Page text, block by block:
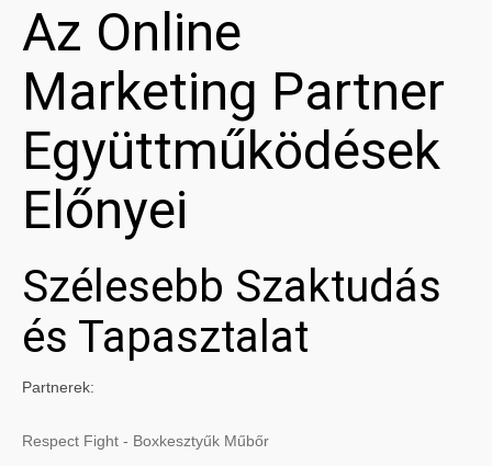
Az Online
Marketing Partner
Együttműködések
Előnyei
Szélesebb Szaktudás
és Tapasztalat
Partnerek:
Respect Fight - Boxkesztyűk Műbőr